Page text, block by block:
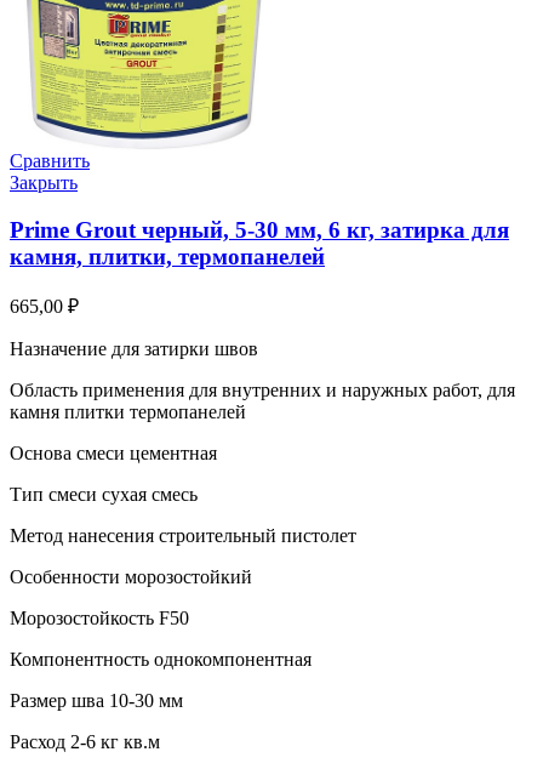
Сравнить
Закрыть
Prime Grout черный, 5-30 мм, 6 кг, затирка для
камня, плитки, термопанелей
665,00 ₽
Назначение для затирки швов
Область применения для внутренних и наружных работ, для
камня плитки термопанелей
Основа смеси цементная
Тип смеси сухая смесь
Метод нанесения строительный пистолет
Особенности морозостойкий
Морозостойкость F50
Компонентность однокомпонентная
Размер шва 10-30 мм
Расход 2-6 кг кв.м